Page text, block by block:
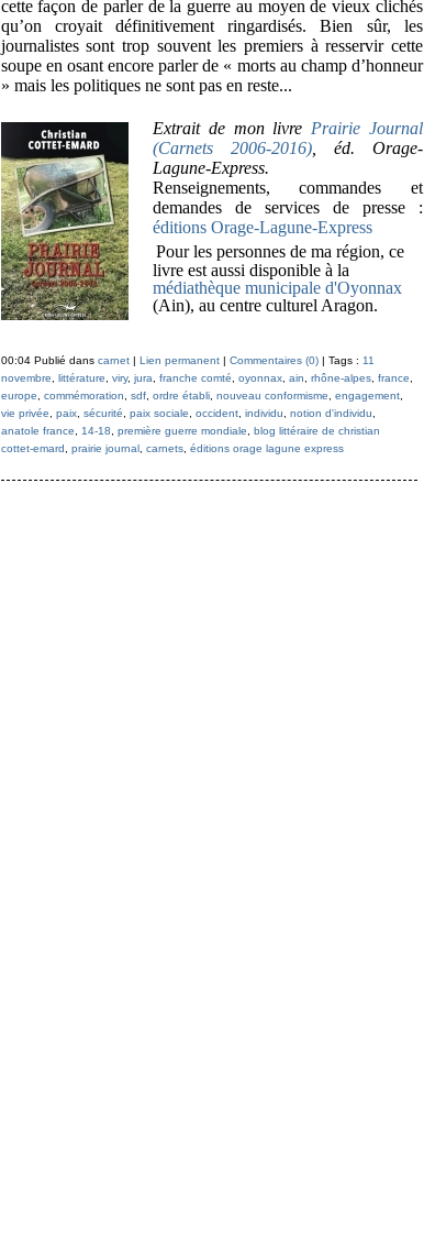
cette façon de parler de la guerre au moyen de vieux clichés
qu’on croyait définitivement ringardisés. Bien sûr, les
journalistes sont trop souvent les premiers à resservir cette
soupe en osant encore parler de « morts au champ d’honneur
» mais les politiques ne sont pas en reste...
Extrait de mon livre Prairie Journal
(Carnets 2006-2016), éd. Orage-
Lagune-Express.
Renseignements, commandes et
demandes de services de presse :
éditions Orage-Lagune-Express
Pour les personnes de ma région, ce
livre est aussi disponible à la
médiathèque municipale d'Oyonnax
(Ain), au centre culturel Aragon.
00:04 Publié dans carnet| Lien permanent| Commentaires (0)| Tags : 11
novembre
littérature viry, jura franche comté oyonnax, ain rhône-alpes, france
europe
commémoration sdf, ordre établi, nouveau conformisme engagement,
vie privée
paix, sécurité paix sociale occident, individu notion d'individu
anatole france
14-18 première guerre mondiale
blog littéraire de christian
cottet-emard
prairie journal, carnets, éditions orage lagune express